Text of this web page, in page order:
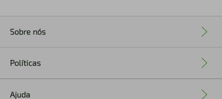
Sobre nós
Políticas
Ajuda